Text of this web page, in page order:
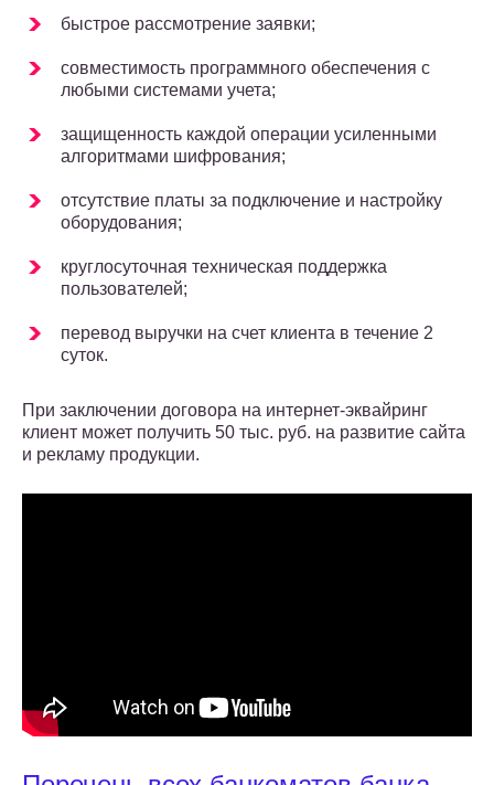
быстрое рассмотрение заявки;
совместимость программного обеспечения с
любыми системами учета;
защищенность каждой операции усиленными
алгоритмами шифрования;
отсутствие платы за подключение и настройку
оборудования;
круглосуточная техническая поддержка
пользователей;
перевод выручки на счет клиента в течение 2
суток.
При заключении договора на интернет-эквайринг
клиент может получить 50 тыс. руб. на развитие сайта
и рекламу продукции.